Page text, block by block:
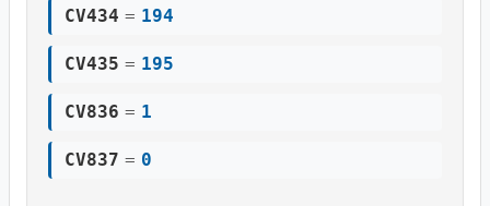
CV434 = 194
CV435 = 195
CV836 = 1
CV837 = 0